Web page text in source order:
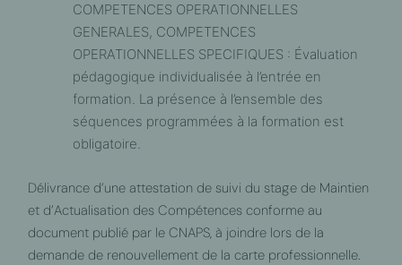
COMPETENCES OPERATIONNELLES
GENERALES, COMPETENCES
OPERATIONNELLES SPECIFIQUES : Évaluation
pédagogique individualisée à l’entrée en
formation. La présence à l’ensemble des
séquences programmées à la formation est
obligatoire.
Délivrance d’une attestation de suivi du stage de Maintien
et d’Actualisation des Compétences conforme au
document publié par le CNAPS, à joindre lors de la
demande de renouvellement de la carte professionnelle.